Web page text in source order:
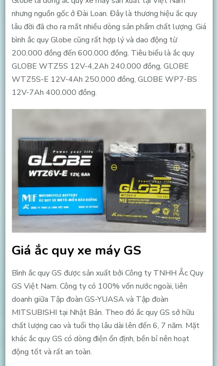
nhưng nguồn gốc ở Đài Loan. Đây là thương hiệu ắc quy
lâu đời đã cho ra mắt nhiều dòng sản phẩm chất lượng. Giá
bình ắc quy Globe cũng rất hợp lý và dao động từ
200.000 đồng đến 600.000 đồng. Tiêu biểu là ắc quy
GLOBE WTZ5S 12V-4,2Ah 240.000 đồng, GLOBE
WTZ5S-E 12V-4Ah 250.000 đồng, GLOBE WP7-BS
12V-7Ah 400.000 đồng.
Giá ắc quy xe máy GS
Bình ắc quy GS được sản xuất bởi Công ty TNHH Ắc Quy
GS Việt Nam. Công ty có 100% vốn nước ngoài, liên
doanh giữa Tập đoàn GS-YUASA và Tập đoàn
MITSUBISHI tại Nhật Bản. Theo đó ắc quy GS sở hữu
chất lượng cao và tuổi thọ lâu dài lên đến 6, 7 năm. Mặt
khác ắc quy GS có dòng điện ổn định, bền bỉ nên hoạt
động tốt và rất an toàn.